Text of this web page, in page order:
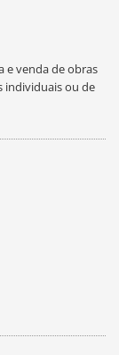
e venda de obras
individuais ou de